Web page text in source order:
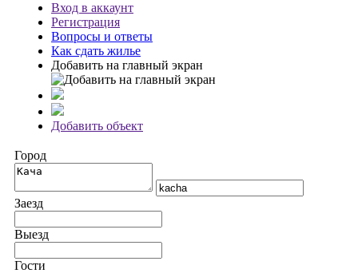
Вход в аккаунт
Регистрация
Вопросы и ответы
Как сдать жилье
Добавить на главный экран
Добавить объект
Город
Заезд
Выезд
Гости